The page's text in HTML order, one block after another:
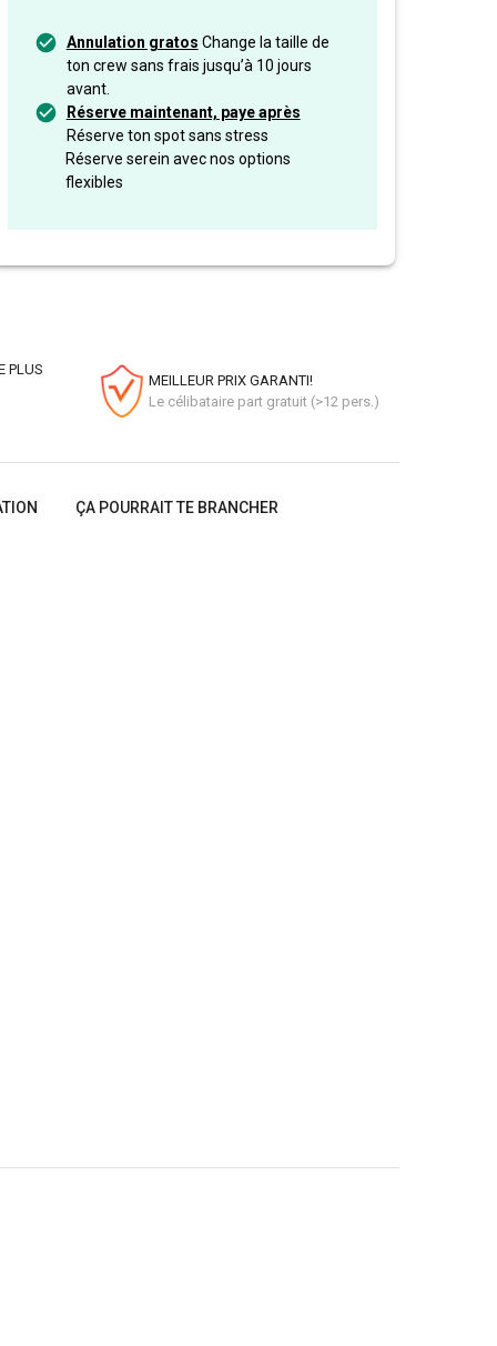
Annulation gratos Change la taille de
ton crew sans frais jusqu’à 10 jours
avant.
Réserve maintenant, paye après
Réserve ton spot sans stress
Réserve serein avec nos options
flexibles
PLUS
MEILLEUR PRIX GARANTI!
Le célibataire part gratuit (>12 pers.)
ÇA POURRAIT TE BRANCHER